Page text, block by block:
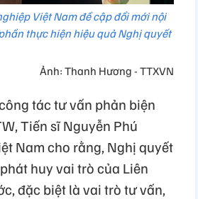
Việt Nam đề cập đổi mới nội
thực hiện hiệu quả Nghị quyết
Ảnh: Thanh Hương - TTXVN
tác tư vấn phản biện
Tiến sĩ Nguyễn Phú
Nam cho rằng, Nghị quyết
huy vai trò của Liên
đặc biệt là vai trò tư vấn,